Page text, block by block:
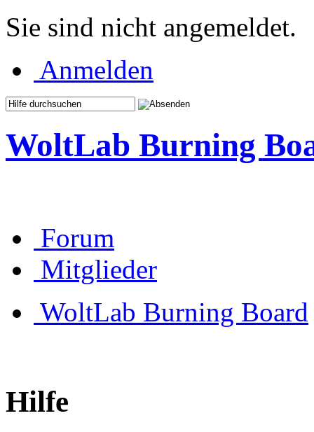
Sie sind nicht angemeldet.
Anmelden
WoltLab Burning
Forum
Mitglieder
WoltLab Burning Board
Hilfe